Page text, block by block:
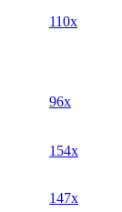
110x
96x
154x
147x